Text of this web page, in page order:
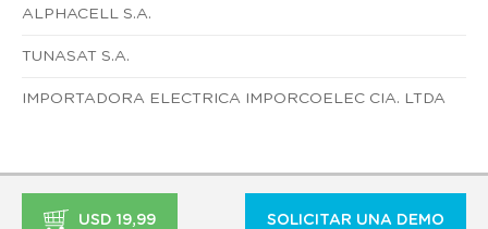
ALPHACELL S.A.
TUNASAT S.A.
IMPORTADORA ELECTRICA IMPORCOELEC CIA. LTDA
USD 19,99 SOLICITAR UNA DEMO